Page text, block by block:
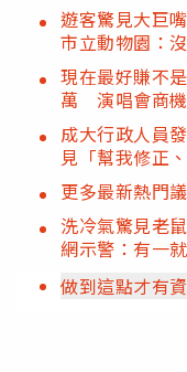
遊客驚見大巨
市立動物園：
現在最好賺不
萬 演唱會商
成大行政人員
見「幫我修正
更多最新熱門
洗冷氣驚見老
網示警：有一
做到這點才有